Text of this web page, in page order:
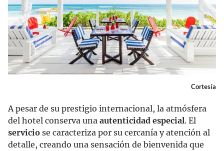
Cortesía
A pesar de su prestigio internacional, la atmósfera
del hotel conserva una autenticidad especial. El
servicio se caracteriza por su cercanía y atención al
detalle, creando una sensación de bienvenida que